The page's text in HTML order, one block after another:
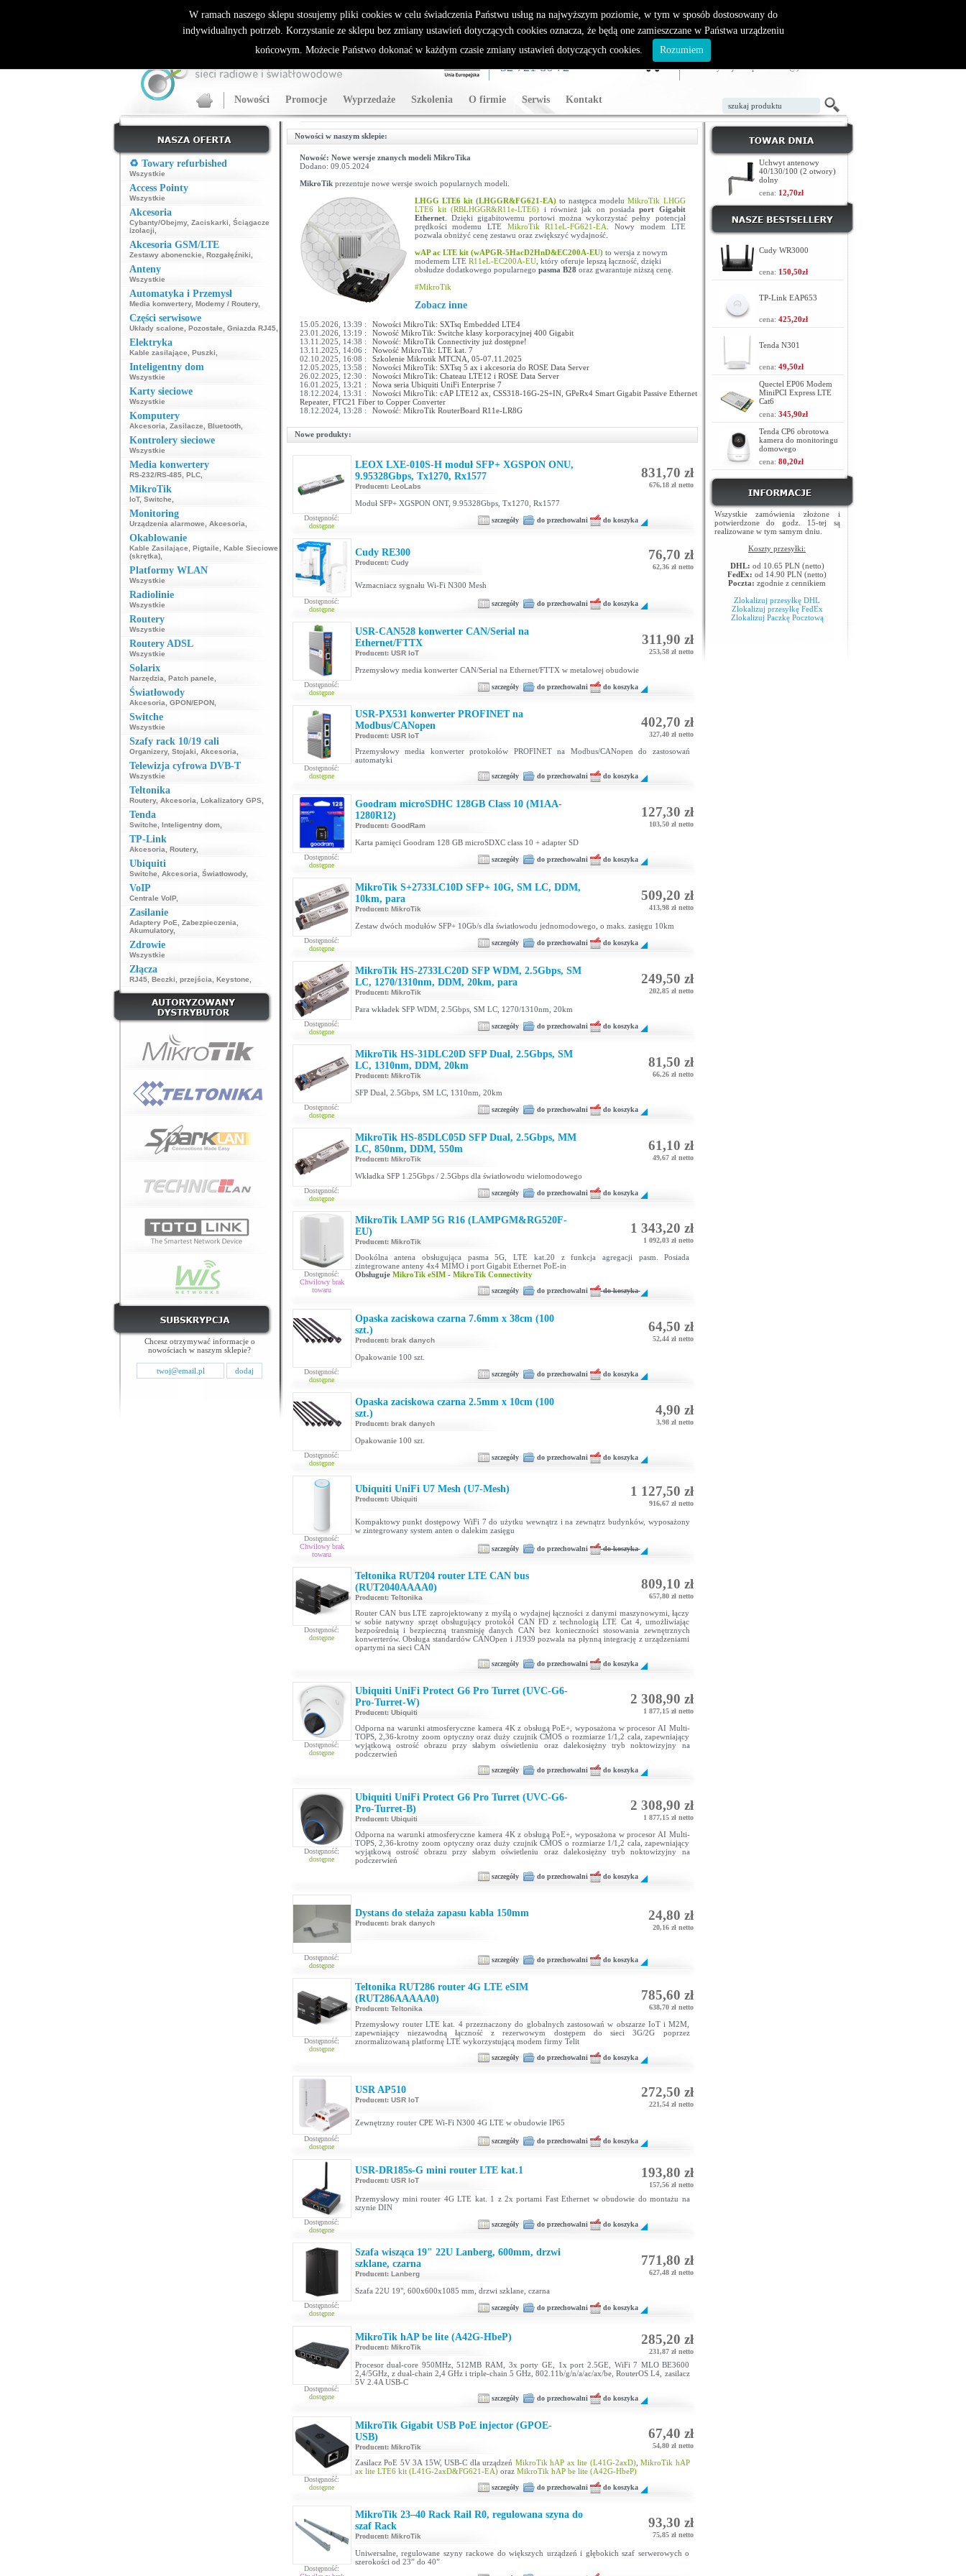
ALLNET.PL Sieci bezprzewodowe - generalny dystrybutor Sparklan
Nowości Promocje Wyprzedaże Szkolenia O firmie Serwis Kontakt
WSPARCIE TECHNICZNE
32 721 86 72
TWÓJ KOSZYK
W koszyku jest 0 produktów(y)
ZAŁÓŻ KONTO LOGOWANIE
♻️ Towary refurbished
Wszystkie
Access Pointy
Wszystkie
Akcesoria
Cybanty/Obejmy, Zaciskarki
Ściągacze
izolacji
Akcesoria GSM/LTE
Zestawy abonenckie Rozgałęźniki
Anteny
Wszystkie
Automatyka i Przemysł
Media konwertery, Modemy / Routery,
Części serwisowe
Układy scalone Pozostałe Gniazda RJ45,
Elektryka
Kable zasilające Puszki
Inteligentny dom
Wszystkie
Karty sieciowe
Wszystkie
Komputery
Akcesoria Zasilacze Bluetooth,
Kontrolery sieciowe
Wszystkie
Media konwertery
RS-232/RS-485, PLC,
MikroTik
IoT, Switche
Monitoring
Urządzenia alarmowe Akcesoria
Okablowanie
Kable Zasilające Pigtaile
Kable Sieciowe
(skrętka),
Platformy WLAN
Wszystkie
Radiolinie
Wszystkie
Routery
Wszystkie
Routery ADSL
Wszystkie
Solarix
Narzędzia Patch panele
Światłowody
Akcesoria GPON/EPON,
Switche
Wszystkie
Szafy rack 10/19 cali
Organizery, Stojaki Akcesoria
Telewizja cyfrowa DVB-T
Wszystkie
Teltonika
Routery, Akcesoria Lokalizatory GPS,
Tenda
Switche Inteligentny dom,
TP-Link
Akcesoria Routery,
Ubiquiti
Switche Akcesoria Światłowody,
VoIP
Centrale VoIP,
Zasilanie
Adaptery PoE Zabezpieczenia
Akumulatory,
Zdrowie
Wszystkie
Złącza
RJ45, Beczki, przejścia Keystone
Chcesz otrzymywać informacje o
nowościach w naszym sklepie?
Nowości w naszym sklepie:
Nowość: Nowe wersje znanych modeli MikroTika
Dodano: 09.05.2024
MikroTikprezentuje nowe wersje swoich popularnych modeli.
LHGG LTE6 kit (LHGGR&FG621-EA)to następca modeluMikroTik LHGG
LTE6 kit (RBLHGGR&R11e-LTE6) i również jak on posiadaport Gigabit
Ethernet. Dzięki gigabitowemu portowi można wykorzystać pełny potencjał
prędkości modemu LTE MikroTik R11eL-FG621-EA
. Nowy modem LTE
pozwala obniżyć cenę zestawu oraz zwiększyć wydajność.
wAP ac LTE kit (wAPGR-5HacD2HnD&EC200A-EU) to wersja z nowym
modemem LTE R11eL-EC200A-EU, który oferuje lepszą łączność, dzięki
obsłudze dodatkowego popularnego pasma B28 oraz gwarantuje niższą cenę.
#MikroTik
Zobacz inne
15.05.2026, 13:39 :
Nowości MikroTik: SXTsq Embedded LTE4
23.01.2026, 13:19 :
Nowość MikroTik: Switche klasy korporacyjnej 400 Gigabit
13.11.2025, 14:38 :
Nowość: MikroTik Connectivity już dostępne!
13.11.2025, 14:06 :
Nowość MikroTik: LTE kat. 7
02.10.2025, 16:08 :
Szkolenie Mikrotik MTCNA, 05-07.11.2025
12.05.2025, 13:58 :
Nowości MikroTik: SXTsq 5 ax i akcesoria do ROSE Data Server
26.02.2025, 12:30 :
Nowości MikroTik: Chateau LTE12 i ROSE Data Server
16.01.2025, 13:21 :
Nowa seria Ubiquiti UniFi Enterprise 7
18.12.2024, 13:31 :
Nowości MikroTik: cAP LTE12 ax, CSS318-16G-2S+IN, GPeRx4 Smart Gigabit Passive Ethernet
Repeater, FTC21 Fiber to Copper Converter
18.12.2024, 13:28 :
Nowość: MikroTik RouterBoard R11e-LR8G
Nowe produkty:
Dostępność:
dostępne
LEOX LXE-010S-H moduł SFP+ XGSPON ONU,
9.95328Gbps, Tx1270, Rx1577
Producent: LeoLabs
831,70 zł
676,18 zł netto
Moduł SFP+ XGSPON ONT, 9.95328Gbps, Tx1270, Rx1577
szczegóły do przechowalni do koszyka
Dostępność:
dostępne
Cudy RE300
Producent: Cudy
76,70 zł
62,36 zł netto
Wzmacniacz sygnału Wi-Fi N300 Mesh
szczegóły do przechowalni do koszyka
Dostępność:
dostępne
USR-CAN528 konwerter CAN/Serial na
Ethernet/FTTX
Producent: USR IoT
311,90 zł
253,58 zł netto
Przemysłowy media konwerter CAN/Serial na Ethernet/FTTX w metalowej obudowie
szczegóły do przechowalni do koszyka
Dostępność:
dostępne
USR-PX531 konwerter PROFINET na
Modbus/CANopen
Producent: USR IoT
402,70 zł
327,40 zł netto
Przemysłowy media konwerter protokołów PROFINET na Modbus/CANopen do zastosowań
automatyki
szczegóły do przechowalni do koszyka
Dostępność:
dostępne
Goodram microSDHC 128GB Class 10 (M1AA-
1280R12)
Producent: GoodRam
127,30 zł
103,50 zł netto
Karta pamięci Goodram 128 GB microSDXC class 10 + adapter SD
szczegóły do przechowalni do koszyka
Dostępność:
dostępne
MikroTik S+2733LC10D SFP+ 10G, SM LC, DDM,
10km, para
Producent: MikroTik
509,20 zł
413,98 zł netto
Zestaw dwóch modułów SFP+ 10Gb/s dla światłowodu jednomodowego, o maks. zasięgu 10km
szczegóły do przechowalni do koszyka
Dostępność:
dostępne
MikroTik HS-2733LC20D SFP WDM, 2.5Gbps, SM
LC, 1270/1310nm, DDM, 20km, para
Producent: MikroTik
249,50 zł
202,85 zł netto
Para wkładek SFP WDM, 2.5Gbps, SM LC, 1270/1310nm, 20km
szczegóły do przechowalni do koszyka
Dostępność:
dostępne
MikroTik HS-31DLC20D SFP Dual, 2.5Gbps, SM
LC, 1310nm, DDM, 20km
Producent: MikroTik
81,50 zł
66,26 zł netto
SFP Dual, 2.5Gbps, SM LC, 1310nm, 20km
szczegóły do przechowalni do koszyka
Dostępność:
dostępne
MikroTik HS-85DLC05D SFP Dual, 2.5Gbps, MM
LC, 850nm, DDM, 550m
Producent: MikroTik
61,10 zł
49,67 zł netto
Wkładka SFP 1.25Gbps / 2.5Gbps dla światłowodu wielomodowego
szczegóły do przechowalni do koszyka
Dostępność:
Chwilowy brak
towaru
MikroTik LAMP 5G R16 (LAMPGM&RG520F-
EU)
Producent: MikroTik
1 343,20 zł
1 092,03 zł netto
Dookólna antena obsługująca pasma 5G, LTE kat.20 z funkcja agregacji pasm. Posiada
zintegrowane anteny 4x4 MIMO i port Gigabit Ethernet PoE-in
Obsługuje MikroTik eSIM- MikroTik Connectivity
szczegóły do przechowalni do koszyka
Dostępność:
dostępne
Opaska zaciskowa czarna 7.6mm x 38cm (100
szt.)
Producent: brak danych
64,50 zł
52,44 zł netto
Opakowanie 100 szt.
szczegóły do przechowalni do koszyka
Dostępność:
dostępne
Opaska zaciskowa czarna 2.5mm x 10cm (100
szt.)
Producent: brak danych
4,90 zł
3,98 zł netto
Opakowanie 100 szt.
szczegóły do przechowalni do koszyka
Dostępność:
Chwilowy brak
towaru
Ubiquiti UniFi U7 Mesh (U7-Mesh)
Producent: Ubiquiti
1 127,50 zł
916,67 zł netto
Kompaktowy punkt dostępowy WiFi 7 do użytku wewnątrz i na zewnątrz budynków, wyposażony
w zintegrowany system anten o dalekim zasięgu
szczegóły do przechowalni do koszyka
Dostępność:
dostępne
Teltonika RUT204 router LTE CAN bus
(RUT2040AAAA0)
Producent: Teltonika
809,10 zł
657,80 zł netto
Router CAN bus LTE zaprojektowany z myślą o wydajnej łączności z danymi maszynowymi, łączy
w sobie natywny sprzęt obsługujący protokół CAN FD z technologią LTE Cat 4, umożliwiając
bezpośrednią i bezpieczną transmisję danych CAN bez konieczności stosowania zewnętrznych
konwerterów. Obsługa standardów CANOpen i J1939 pozwala na płynną integrację z urządzeniami
opartymi na sieci CAN
szczegóły do przechowalni do koszyka
Dostępność:
dostępne
Ubiquiti UniFi Protect G6 Pro Turret (UVC-G6-
Pro-Turret-W)
Producent: Ubiquiti
2 308,90 zł
1 877,15 zł netto
Odporna na warunki atmosferyczne kamera 4K z obsługą PoE+, wyposażona w procesor AI Multi-
TOPS, 2,36-krotny zoom optyczny oraz duży czujnik CMOS o rozmiarze 1/1,2 cala, zapewniający
wyjątkową ostrość obrazu przy słabym oświetleniu oraz dalekosiężny tryb noktowizyjny na
podczerwień
szczegóły do przechowalni do koszyka
Dostępność:
dostępne
Ubiquiti UniFi Protect G6 Pro Turret (UVC-G6-
Pro-Turret-B)
Producent: Ubiquiti
2 308,90 zł
1 877,15 zł netto
Odporna na warunki atmosferyczne kamera 4K z obsługą PoE+, wyposażona w procesor AI Multi-
TOPS, 2,36-krotny zoom optyczny oraz duży czujnik CMOS o rozmiarze 1/1,2 cala, zapewniający
wyjątkową ostrość obrazu przy słabym oświetleniu oraz dalekosiężny tryb noktowizyjny na
podczerwień
szczegóły do przechowalni do koszyka
Dostępność:
dostępne
Dystans do stelaża zapasu kabla 150mm
Producent: brak danych
24,80 zł
20,16 zł netto
szczegóły do przechowalni do koszyka
Dostępność:
dostępne
Teltonika RUT286 router 4G LTE eSIM
(RUT286AAAAA0)
Producent: Teltonika
785,60 zł
638,70 zł netto
Przemysłowy router LTE kat. 4 przeznaczony do globalnych zastosowań w obszarze IoT i M2M,
zapewniający niezawodną łączność z rezerwowym dostępem do sieci 3G/2G poprzez
znormalizowaną platformę LTE wykorzystującą modem firmy Telit
szczegóły do przechowalni do koszyka
Dostępność:
dostępne
USR AP510
Producent: USR IoT
272,50 zł
221,54 zł netto
Zewnętrzny router CPE Wi-Fi N300 4G LTE w obudowie IP65
szczegóły do przechowalni do koszyka
Dostępność:
dostępne
USR-DR185s-G mini router LTE kat.1
Producent: USR IoT
193,80 zł
157,56 zł netto
Przemysłowy mini router 4G LTE kat. 1 z 2x portami Fast Ethernet w obudowie do montażu na
szynie DIN
szczegóły do przechowalni do koszyka
Dostępność:
dostępne
Szafa wisząca 19" 22U Lanberg, 600mm, drzwi
szklane, czarna
Producent: Lanberg
771,80 zł
627,48 zł netto
Szafa 22U 19", 600x600x1085 mm, drzwi szklane, czarna
szczegóły do przechowalni do koszyka
Dostępność:
dostępne
MikroTik hAP be lite (A42G-HbeP)
Producent: MikroTik
285,20 zł
231,87 zł netto
Procesor dual-core 950MHz, 512MB RAM, 3x porty GE, 1x port 2.5GE, WiFi 7 MLO BE3600
2,4/5GHz, z dual-chain 2,4 GHz i triple-chain 5 GHz, 802.11b/g/n/a/ac/ax/be, RouterOS L4, zasilacz
5V 2.4A USB-C
szczegóły do przechowalni do koszyka
Dostępność:
dostępne
MikroTik Gigabit USB PoE injector (GPOE-
USB)
Producent: MikroTik
67,40 zł
54,80 zł netto
Zasilacz PoE 5V 3A 15W, USB-C dla urządzeń MikroTik hAP ax lite (L41G-2axD), MikroTik hAP
ax lite LTE6 kit (L41G-2axD&FG621-EA)oraz MikroTik hAP be lite (A42G-HbeP)
szczegóły do przechowalni do koszyka
Dostępność:
MikroTik 23–40 Rack Rail R0, regulowana szyna do
szaf Rack
Producent: MikroTik
93,30 zł
75,85 zł netto
Uniwersalne, regulowane szyny rackowe do większych urządzeń i głębokich szaf serwerowych o
szerokości od 23” do 40”
Uchwyt antenowy
40/130/100 (2 otwory)
dolny
cena: 12,70zł
Cudy WR3000
cena: 150,50zł
TP-Link EAP653
cena: 425,20zł
Tenda N301
cena: 49,50zł
Quectel EP06 Modem
MiniPCI Express LTE
Cat6
cena: 345,90zł
Tenda CP6 obrotowa
kamera do monitoringu
domowego
cena: 80,20zł
Wszystkie zamówienia złożone i
potwierdzone do godz. 15-tej są
realizowane w tym samym dniu.
Koszty przesyłki:
DHL: od 10.65 PLN (netto)
FedEx: od 14.90 PLN (netto)
Poczta: zgodnie z cennikiem
Zlokalizuj przesyłkę DHL
Zlokalizuj przesyłkę FedEx
Zlokalizuj Paczkę Pocztową
W ramach naszego sklepu stosujemy pliki cookies w celu świadczenia Państwu usług na najwyższym poziomie, w tym w sposób dostosowany do
indywidualnych potrzeb. Korzystanie ze sklepu bez zmiany ustawień dotyczących cookies oznacza, że będą one zamieszczane w Państwa urządzeniu
końcowym. Możecie Państwo dokonać w każdym czasie zmiany ustawień dotyczących cookies.
Rozumiem